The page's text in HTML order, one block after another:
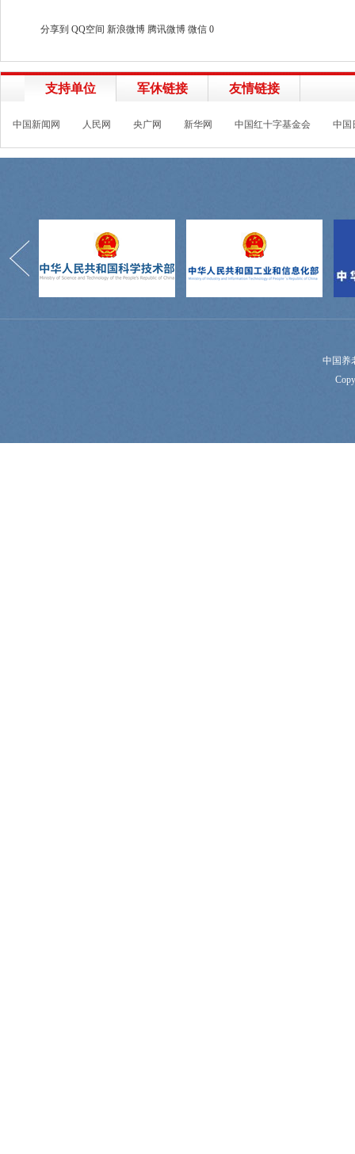
分享到 QQ空间 新浪微博 腾讯微博 微信 0
支持单位 军休链接 友情链接
中国新闻网 人民网 央广网 新华网 中国红十字基金会 中国
中国养